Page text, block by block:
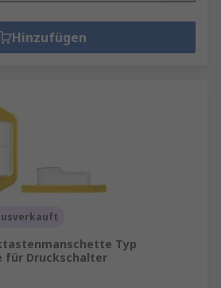
Hinzufügen
Typ
für Druckschalter